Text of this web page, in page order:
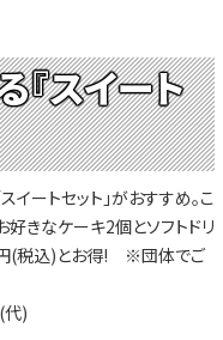
スイート
ートセット」がおすすめ。こ
きなケーキ2個とソフトドリ
円(税込)とお得! ※団体でご
代)